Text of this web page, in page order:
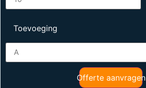
Toevoeging
Offerte aanvragen